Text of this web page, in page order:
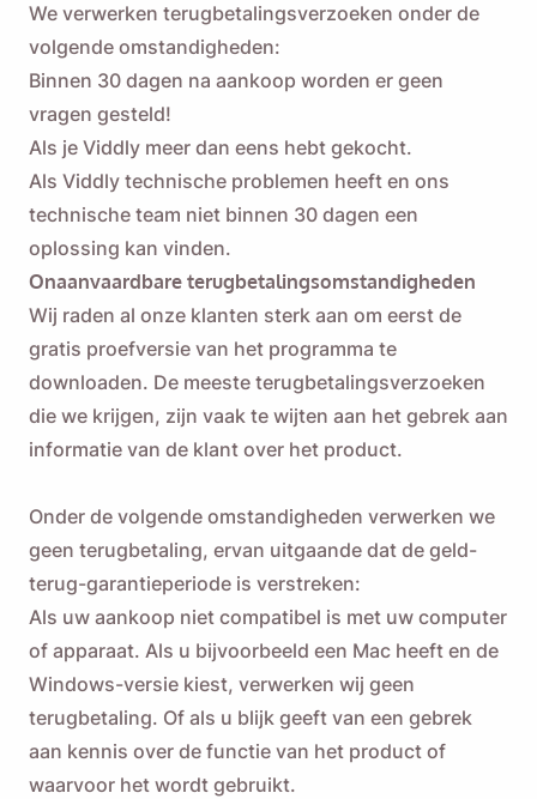
We verwerken terugbetalingsverzoeken onder de
volgende omstandigheden:
Binnen 30 dagen na aankoop worden er geen
vragen gesteld!
Als je Viddly meer dan eens hebt gekocht.
Als Viddly technische problemen heeft en ons
technische team niet binnen 30 dagen een
oplossing kan vinden.
Onaanvaardbare terugbetalingsomstandigheden
Wij raden al onze klanten sterk aan om eerst de
gratis proefversie van het programma te
downloaden. De meeste terugbetalingsverzoeken
die we krijgen, zijn vaak te wijten aan het gebrek aan
informatie van de klant over het product.
Onder de volgende omstandigheden verwerken we
geen terugbetaling, ervan uitgaande dat de geld-
terug-garantieperiode is verstreken:
Als uw aankoop niet compatibel is met uw computer
of apparaat. Als u bijvoorbeeld een Mac heeft en de
Windows-versie kiest, verwerken wij geen
terugbetaling. Of als u blijk geeft van een gebrek
aan kennis over de functie van het product of
waarvoor het wordt gebruikt.
Herinner mij eraan 🔔
Stuur uzelf een herinnering om Viddly te
downloaden wanneer u weer op MacOS of
Windows PC zit.